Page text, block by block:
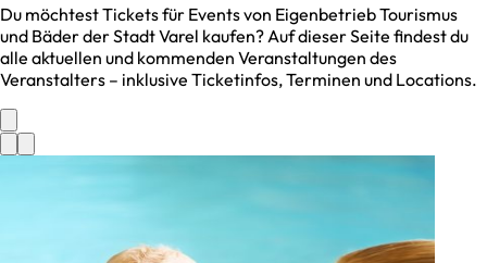
Du möchtest Tickets für Events von Eigenbetrieb Tourismus
und Bäder der Stadt Varel kaufen? Auf dieser Seite findest du
alle aktuellen und kommenden Veranstaltungen des
Veranstalters – inklusive Ticketinfos, Terminen und Locations.